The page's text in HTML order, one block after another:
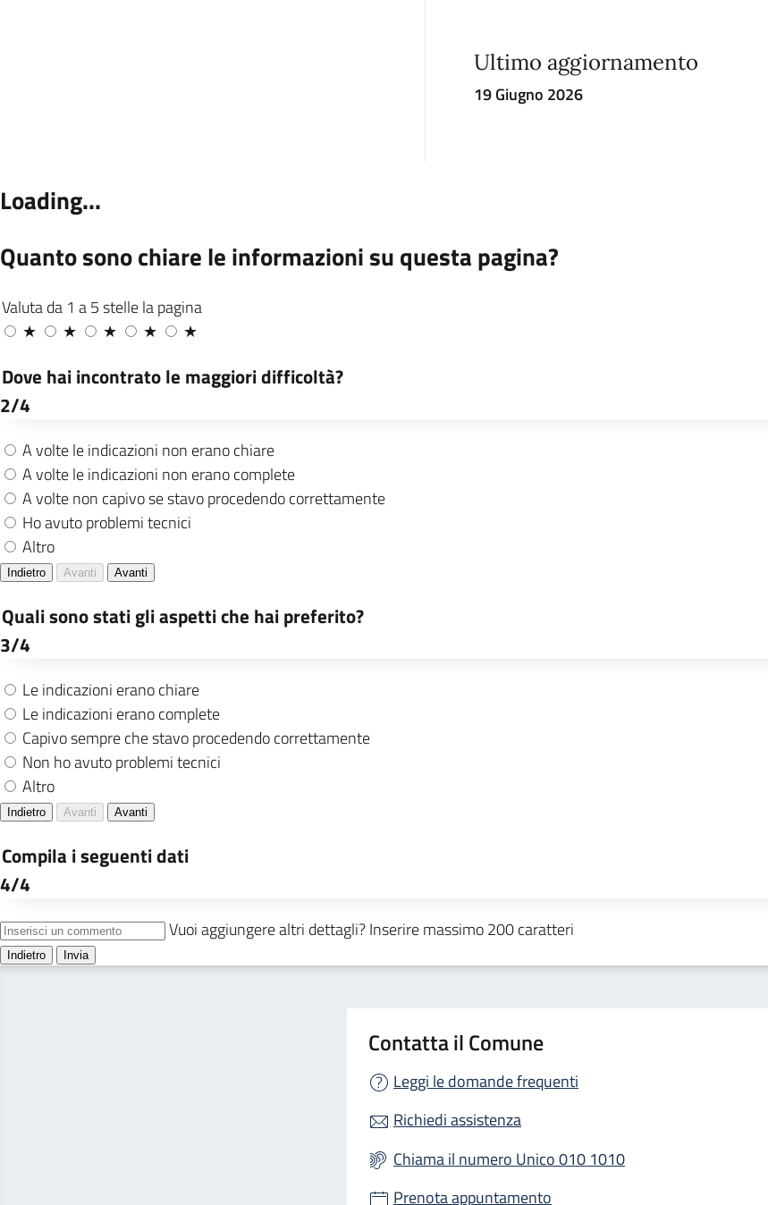
Ultimo aggiornamento
19 Giugno 2026
Contatta il Comune
Leggi le domande frequenti
Richiedi assistenza
Chiama il numero Unico 010 1010
Prenota appuntamento